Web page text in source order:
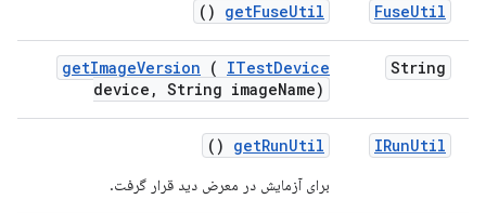
FuseUtil
getFuseUtil
()
String
getImageVersion ( ITestDevice
device , String imageName)
IRunUtil
getRunUtil
()
برای آزمایش در معرض دید قرار گرفت.